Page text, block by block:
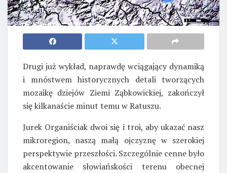
Drugi już wykład, naprawdę wciągający dynamiką
i mnóstwem historycznych detali tworzących
mozaikę dziejów Ziemi Ząbkowickiej, zakończył
się kilkanaście minut temu w Ratuszu.
Jurek Organiściak dwoi się i troi, aby ukazać nasz
mikroregion, naszą małą ojczyznę w szerokiej
perspektywie przeszłości. Szczególnie cenne było
akcentowanie słowiańskości terenu obecnej